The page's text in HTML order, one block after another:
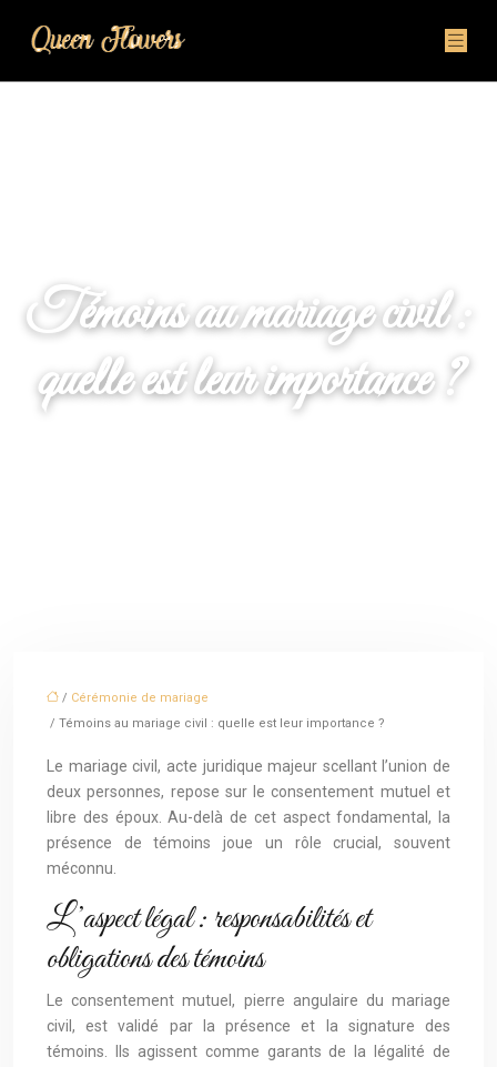
Témoins au mariage civil :
quelle est leur importance ?
/ Cérémonie de mariage
/ Témoins au mariage civil : quelle est leur importance ?
Le mariage civil, acte juridique majeur scellant l’union de
deux personnes, repose sur le consentement mutuel et
libre des époux. Au-delà de cet aspect fondamental, la
présence de témoins joue un rôle crucial, souvent
méconnu.
L’aspect légal : responsabilités et
obligations des témoins
Le consentement mutuel, pierre angulaire du mariage
civil, est validé par la présence et la signature des
témoins. Ils agissent comme garants de la légalité de